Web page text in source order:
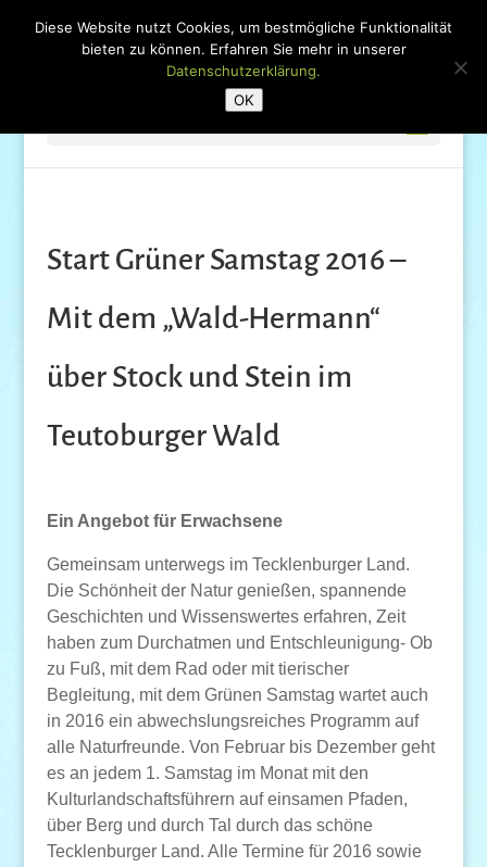
Start Grüner Samstag 2016 –
Mit dem „Wald-Hermann“
über Stock und Stein im
Teutoburger Wald
Ein Angebot für Erwachsene
Gemeinsam unterwegs im Tecklenburger Land.
Die Schönheit der Natur genießen, spannende
Geschichten und Wissenswertes erfahren, Zeit
haben zum Durchatmen und Entschleunigung- Ob
zu Fuß, mit dem Rad oder mit tierischer
Begleitung, mit dem Grünen Samstag wartet auch
in 2016 ein abwechslungsreiches Programm auf
alle Naturfreunde. Von Februar bis Dezember geht
es an jedem 1. Samstag im Monat mit den
Kulturlandschaftsführern auf einsamen Pfaden,
über Berg und durch Tal durch das schöne
Tecklenburger Land. Alle Termine für 2016 sowie
Diese Website nutzt Cookies, um bestmögliche Funktionalität
bieten zu können. Erfahren Sie mehr in unserer
Datenschutzerklärung.
OK